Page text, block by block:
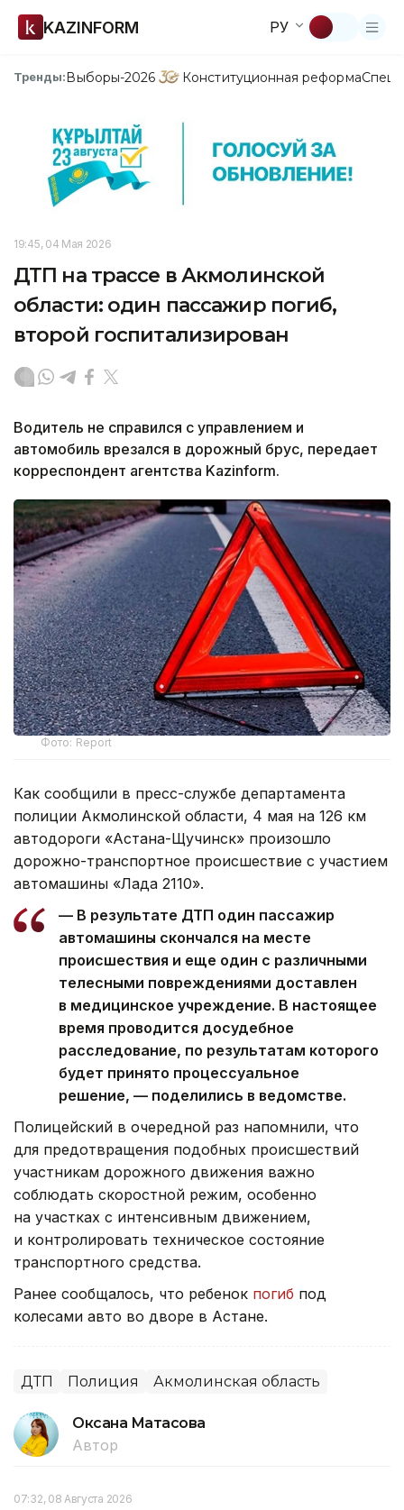
KAZINFORM РУ
Тренды:Выборы-2026 Конституционная реформа
19:45, 04 Мая 2026
ДТП на трассе в Акмолинской
области: один пассажир погиб,
второй госпитализирован
Водитель не справился с управлением и
автомобиль врезался в дорожный брус, передает
корреспондент агентства Kazinform.
Фото: Report
Как сообщили в пресс-службе департамента
полиции Акмолинской области, 4 мая на 126 км
автодороги «Астана-Щучинск» произошло
дорожно-транспортное происшествие с участием
автомашины «Лада 2110».
— В результате ДТП один пассажир
автомашины скончался на месте
происшествия и еще один с различными
телесными повреждениями доставлен
в медицинское учреждение. В настоящее
время проводится досудебное
расследование, по результатам которого
будет принято процессуальное
решение, — поделились в ведомстве.
Полицейский в очередной раз напомнили, что
для предотвращения подобных происшествий
участникам дорожного движения важно
соблюдать скоростной режим, особенно
на участках с интенсивным движением,
и контролировать техническое состояние
транспортного средства.
Ранее сообщалось, что ребенок погиб под
колесами авто во дворе в Астане.
ДТП Полиция Акмолинская область
Оксана Матасова
Автор
07:32, 08 Августа 2026